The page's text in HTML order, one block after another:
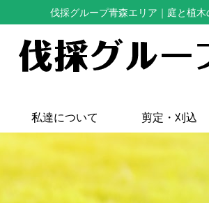
伐採グループ青森エリア ｜庭と植
私達について 剪定・刈込